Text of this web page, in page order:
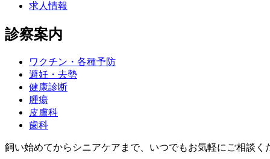
求人情報
診察案内
ワクチン・各種予防
避妊・去勢
健康診断
腫瘍
皮膚科
歯科
飼い始めてからシニアケアまで、いつでもお気軽にご相談く